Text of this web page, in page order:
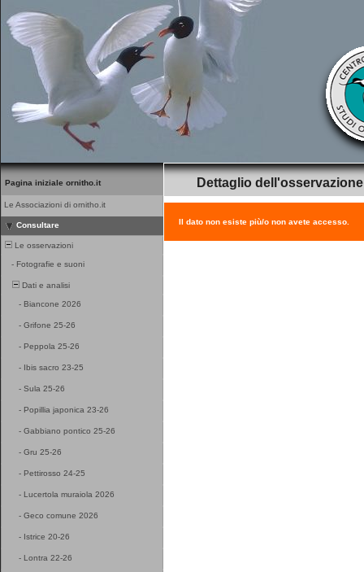
Pagina iniziale ornitho.it
Le Associazioni di ornitho.it
Consultare
Le osservazioni
- Fotografie e suoni
Dati e analisi
- Biancone 2026
- Grifone 25-26
- Peppola 25-26
- Ibis sacro 23-25
- Sula 25-26
- Popillia japonica 23-26
- Gabbiano pontico 25-26
- Gru 25-26
- Pettirosso 24-25
- Lucertola muraiola 2026
- Geco comune 2026
- Istrice 20-26
- Lontra 22-26
Dettaglio dell'osservazione
Il dato non esiste più/o non avete accesso.